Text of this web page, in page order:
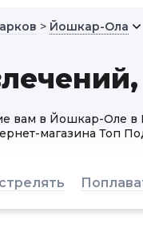
> Йошкар-Ола
вам в Йошкар-Оле в
магазина Топ